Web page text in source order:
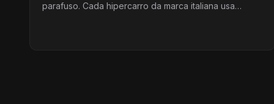
parafuso. Cada hipercarro da marca italiana usa…